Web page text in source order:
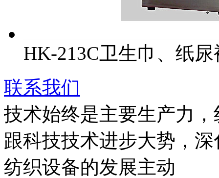
HK-213C卫生巾、纸
联系我们
技术始终是主要生产力
跟科技技术进步大势，
纺织设备的发展主动